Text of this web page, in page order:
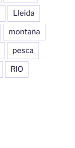
Lleida
montaña
pesca
RIO